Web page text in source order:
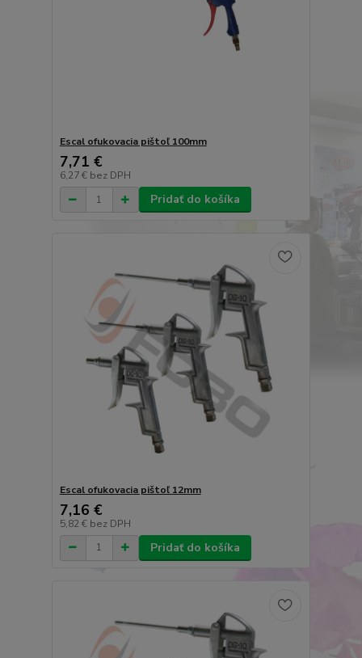
Escal ofukovacia pištoľ 100mm
7,71 €
6,27 € bez DPH
Pridať do košíka
Escal ofukovacia pištoľ 12mm
7,16 €
5,82 € bez DPH
Pridať do košíka